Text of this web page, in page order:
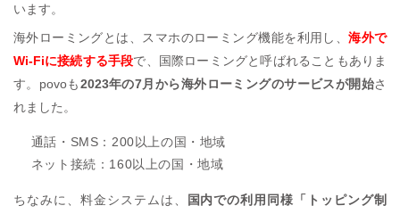
います。
海外ローミングとは、スマホのローミング機能を利用し、海外で
Wi-Fiに接続する手段で、国際ローミングと呼ばれることもありま
す。povoも2023年の7月から海外ローミングのサービスが開始さ
れました。
通話・SMS：200以上の国・地域
ネット接続：160以上の国・地域
ちなみに、料金システムは、 国内での利用同様「トッピング制